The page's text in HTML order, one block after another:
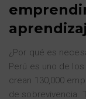
¿Por qué es
Perú es uno de
crean 130,000
de sobrevivencia.